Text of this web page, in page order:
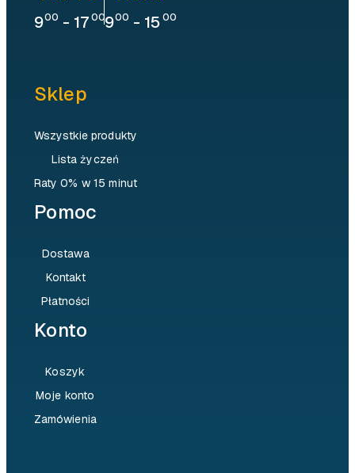
900 - 17 00900 - 15 00
Sklep
Wszystkie produkty
Lista życzeń
Raty 0% w 15 minut
Pomoc
Dostawa
Kontakt
Płatności
Konto
Koszyk
Moje konto
Zamówienia